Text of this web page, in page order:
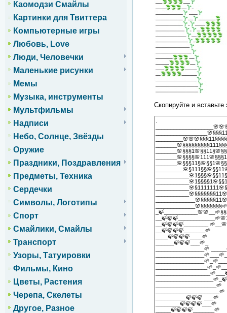
Каомодзи Смайлы
Картинки для Твиттера
Компьютерные игры
Любовь, Love
Люди, Человечки
Маленькие рисунки
Мемы
Музыка, инструменты
Мультфильмы
Надписи
Небо, Солнце, Звёзды
Оружие
Праздники, Поздравления
Предметы, Техника
Сердечки
Символы, Логотипы
Спорт
Смайлики, Смайлы
Транспорт
Узоры, Татуировки
Фильмы, Кино
Цветы, Растения
Черепа, Скелеты
Другое, Разное
Скопируйте и